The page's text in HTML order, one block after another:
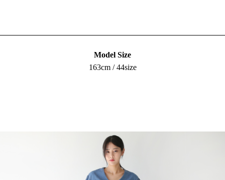
Model Size
163cm / 44size